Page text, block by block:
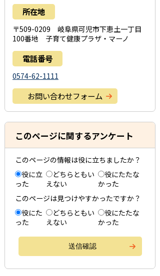
所在地
〒509-0209 岐阜県可児市下恵土一丁目
100番地 子育て健康プラザ・マーノ
電話番号
0574-62-1111
お問い合わせフォーム
このページに関するアンケート
このページの情報は役に立ちましたか？
役に立
った
どちらともい
えない
役にたたな
かった
このページは見つけやすかったですか？
役にた
った
どちらともい
えない
役にたたな
かった